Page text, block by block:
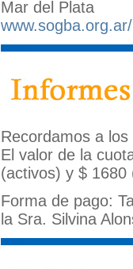
Mar del Plata
www.sogba.org.ar/
Recordamos a
El valor de la
(activos) y $ 1680
Forma de pago:
la Sra. Silvina